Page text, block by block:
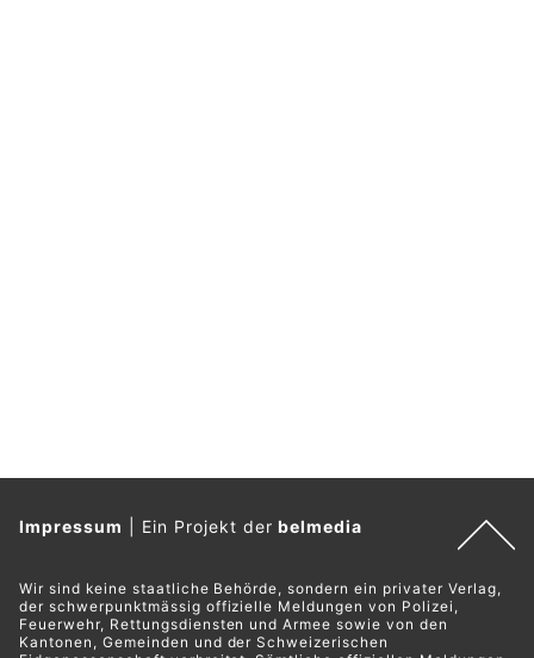
Impressum Ein Projekt derbelmedia
Wir sind keine staatliche Behörde, sondern ein privater Verlag,
der schwerpunktmässig offizielle Meldungen von Polizei,
Feuerwehr, Rettungsdiensten und Armee sowie von den
Kantonen, Gemeinden und der Schweizerischen